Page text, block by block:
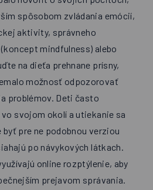
spôsobom zvládania emócií,
aktivity, správneho
mindfulness) alebo
na dieťa prehnane prísny,
možnosť odpozorovať
problémov. Deti často
svojom okolí a utiekanie sa
pre ne podobnou verziou
po návykových látkach.
online rozptýlenie, aby
prejavom správania.